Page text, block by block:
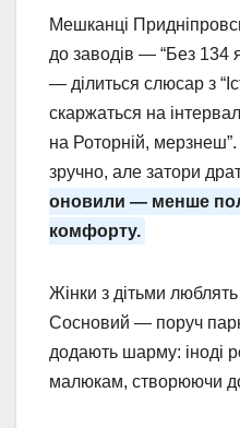
Мешканці
до заводів — “Без 134
— ділиться слюсар з
скаржаться на
на Роторній,
зручно, але затори
оновили — менше
комфорту.
Жінки з дітьми
Сосновий — поруч
додають шарму: іноді
малюкам, створюючи